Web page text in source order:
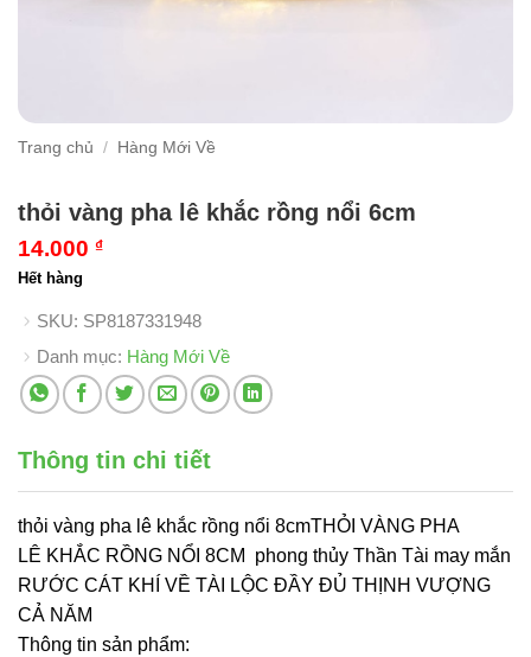
Trang chủ / Hàng Mới Về
thỏi vàng pha lê khắc rồng nổi 6cm
14.000 ₫
Hết hàng
SKU: SP8187331948
Danh mục: Hàng Mới Về
Thông tin chi tiết
thỏi vàng pha lê khắc rồng nổi 8cmTHỎI VÀNG PHA
LÊ KHẮC RỒNG NỔI 8CM phong thủy Thần Tài may mắn
RƯỚC CÁT KHÍ VỀ TÀI LỘC ĐẦY ĐỦ THỊNH VƯỢNG
CẢ NĂM
Thông tin sản phẩm: